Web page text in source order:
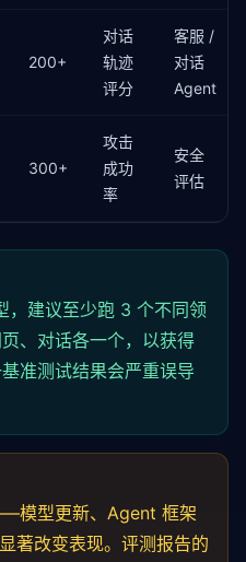
score=score
self.run_task(task)
: self._group_by_env(),
: self
200+
对话
轨迹
评分
客服 /
对话
Agent
300+
攻击
成功
率
安全
评估
，建议至少跑 3 个不同领
、对话各一个，以获得
准测试结果会严重误导
模型更新、Agent 框架
著改变表现。评测报告的